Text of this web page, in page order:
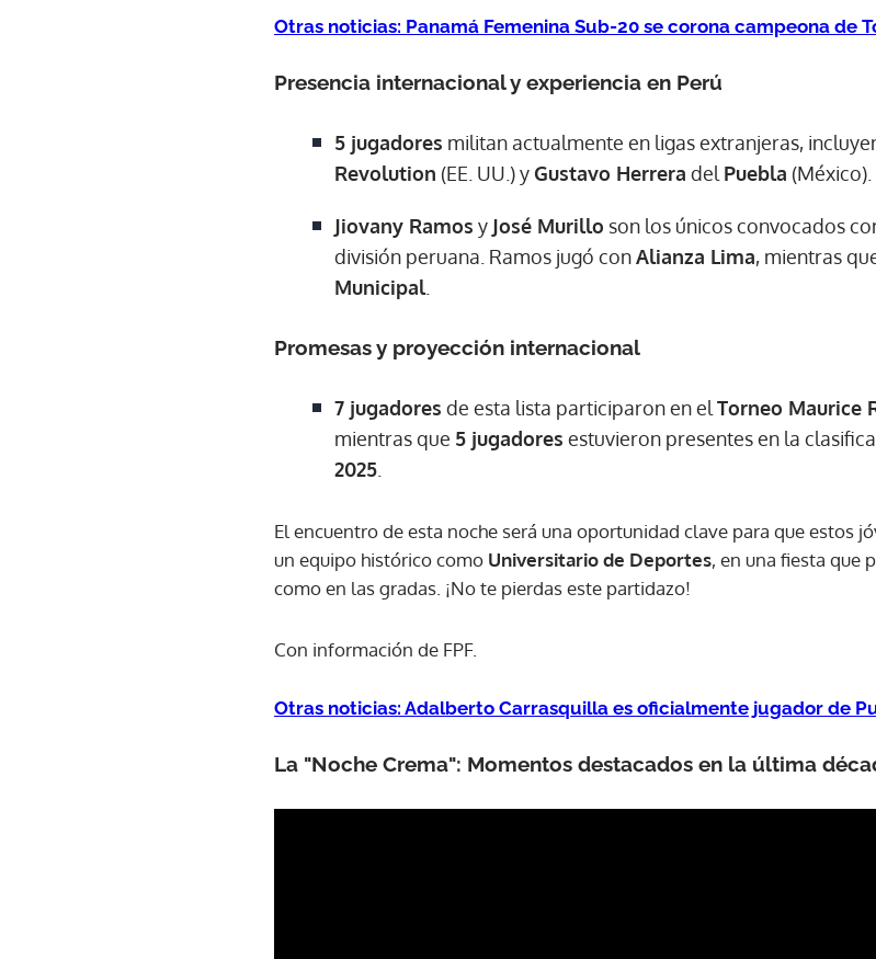
Otras noticias: Panamá Femenina Sub-20 se corona campeona de
Presencia internacional y experiencia en Perú
5 jugadores militan actualmente en ligas extranjeras,
Revolution (EE. UU.) y Gustavo Herrera del Puebla (México).
Jiovany Ramos y José Murillo son los únicos convocados
división peruana. Ramos jugó conAlianza Lima, mientras
Municipal.
Promesas y proyección internacional
7 jugadores de esta lista participaron en el Torneo Maurice
mientras que 5 jugadores estuvieron presentes en la
2025
El encuentro de esta noche será una oportunidad clave para que estos
un equipo histórico como Universitario de Deportes, en una fiesta que
como en las gradas. ¡No te pierdas este partidazo!
Con información de FPF.
Otras noticias: Adalberto Carrasquilla es oficialmente jugador de
La "Noche Crema": Momentos destacados en la última